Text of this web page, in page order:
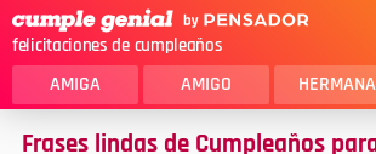
felicitaciones de cumpleaños
AMIGA AMIGO HERMANA
MAMA
Frases lindas de Cumpleaños